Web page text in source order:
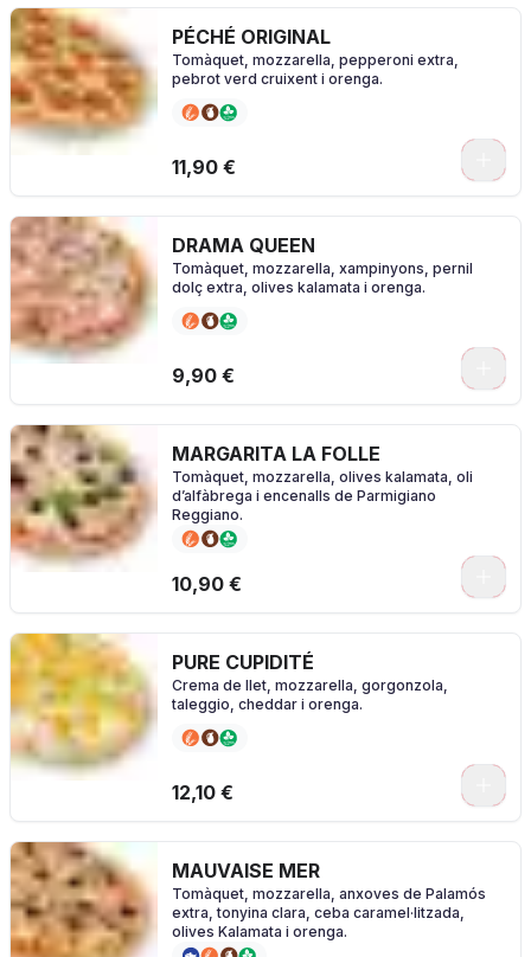
PÉCHÉ ORIGINAL
Tomàquet, mozzarella, pepperoni extra,
pebrot verd cruixent i orenga.
11,90 €
DRAMA QUEEN
Tomàquet, mozzarella, xampinyons, pernil
dolç extra, olives kalamata i orenga.
9,90 €
MARGARITA LA FOLLE
Tomàquet, mozzarella, olives kalamata, oli
d’alfàbrega i encenalls de Parmigiano
Reggiano.
10,90 €
PURE CUPIDITÉ
Crema de llet, mozzarella, gorgonzola,
taleggio, cheddar i orenga.
12,10 €
MAUVAISE MER
Tomàquet, mozzarella, anxoves de Palamós
extra, tonyina clara, ceba caramel·litzada,
olives Kalamata i orenga.